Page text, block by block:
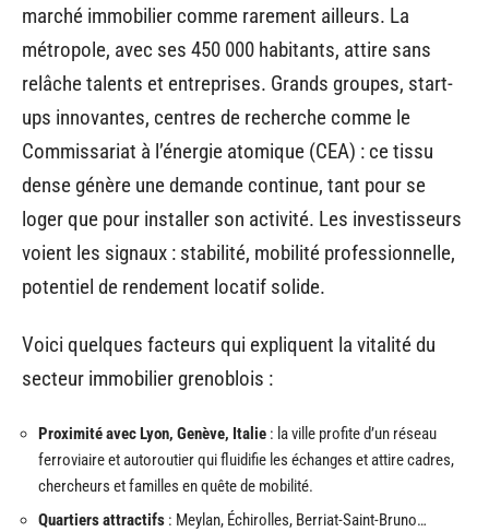
marché immobilier comme rarement ailleurs. La
métropole, avec ses 450 000 habitants, attire sans
relâche talents et entreprises. Grands groupes, start-
ups innovantes, centres de recherche comme le
Commissariat à l’énergie atomique (CEA) : ce tissu
dense génère une demande continue, tant pour se
loger que pour installer son activité. Les investisseurs
voient les signaux : stabilité, mobilité professionnelle,
potentiel de rendement locatif solide.
Voici quelques facteurs qui expliquent la vitalité du
secteur immobilier grenoblois :
Proximité avec Lyon, Genève, Italie : la ville profite d’un réseau
ferroviaire et autoroutier qui fluidifie les échanges et attire cadres,
chercheurs et familles en quête de mobilité.
Quartiers attractifs : Meylan, Échirolles, Berriat-Saint-Bruno…